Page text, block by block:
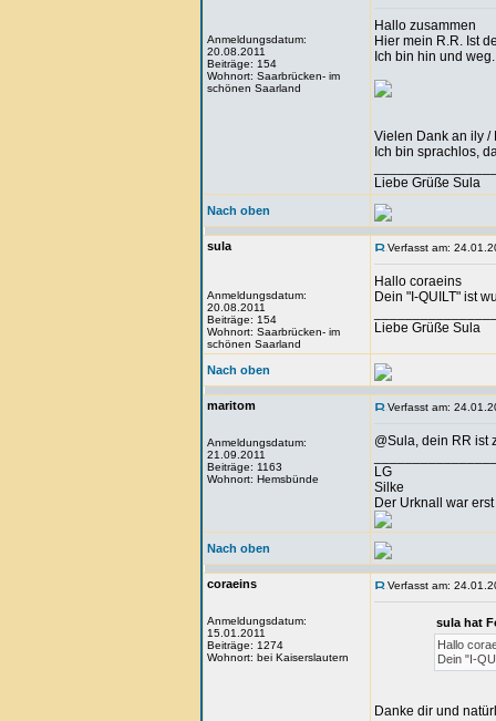
Anmeldungsdatum:
20.08.2011
Beiträge: 154
Wohnort: Saarbrücken- im
schönen Saarland
Hallo zusammen
Hier mein R.R. Ist
Ich bin hin und weg.
Vielen Dank an ily /
Ich bin sprachlos,
Liebe Grüße Sula
Nach oben
sula
Anmeldungsdatum:
20.08.2011
Beiträge: 154
Wohnort: Saarbrücken- im
schönen Saarland
Verfasst am:
Hallo coraeins
Dein "I-QUILT" ist
Liebe Grüße Sula
Nach oben
maritom
Anmeldungsdatum:
21.09.2011
Beiträge: 1163
Wohnort: Hemsbünde
Verfasst am:
@Sula, dein RR ist
LG
Silke
Der Urknall war
Nach oben
coraeins
Anmeldungsdatum:
15.01.2011
Beiträge: 1274
Wohnort: bei Kaiserslautern
Verfasst am:
sula hat
Hallo
Dein "I-
Danke dir und